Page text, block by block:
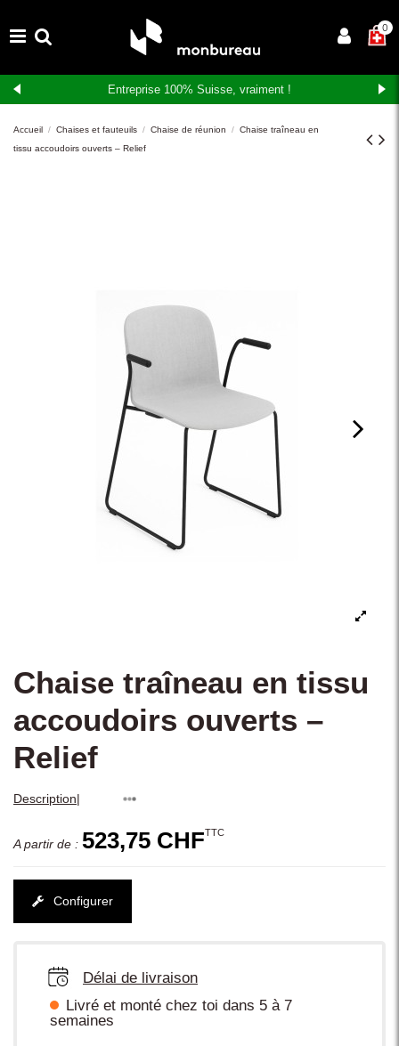
×0
Entreprise 100% Suisse, vraiment !
Accueil Chaises et fauteuils Chaise de réunion
Chaise traîneau en
tissu accoudoirs ouverts – Relief
Chaise traîneau en tissu
accoudoirs ouverts –
Relief
Description|
A partir de : 523,75 CHFTTC
Configurer
Délai de livraison
Livré et monté chez toi dans 5 à 7
semaines